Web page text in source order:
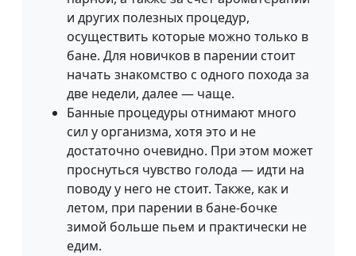
и других полезных процедур,
осуществить которые можно только в
бане. Для новичков в парении стоит
начать знакомство с одного похода за
две недели, далее — чаще.
Банные процедуры отнимают много
сил у организма, хотя это и не
достаточно очевидно. При этом может
проснуться чувство голода — идти на
поводу у него не стоит. Также, как и
летом, при парении в бане-бочке
зимой больше пьем и практически не
едим.